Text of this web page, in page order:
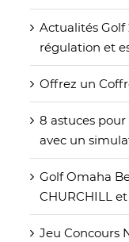
Actualités Golf
régulation et
Offrez un
8 astuces
avec un
Golf Omaha
CHURCHILL
Jeu Concours